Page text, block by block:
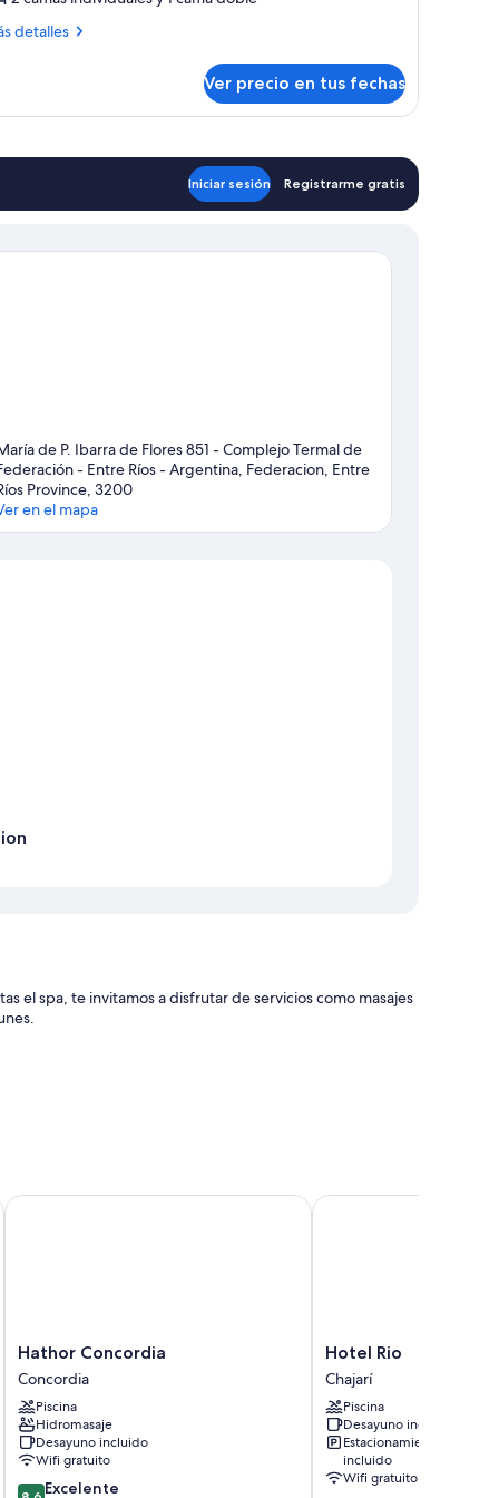
detalles
Ver precio en tus fechas
Iniciar sesión Registrarme gratis
de P. Ibarra de Flores 851 - Complejo Termal de
- Entre Ríos - Argentina, Federacion, Entre
Province, 3200
en el mapa
el spa, te invitamos a disfrutar de servicios como masajes
Hathor
Concordia
Concordia
Hathor Concordia
Concordia
Piscina
Hidromasaje
Desayuno incluido
Wifi gratuito
8.6 Excelente
Hathor Concordia
Hotel
Rio
Chajarí
Hotel Rio
Chajarí
Piscina
Desayuno incluido
Estacionamiento
incluido
Wifi gratuito
Hotel Rio